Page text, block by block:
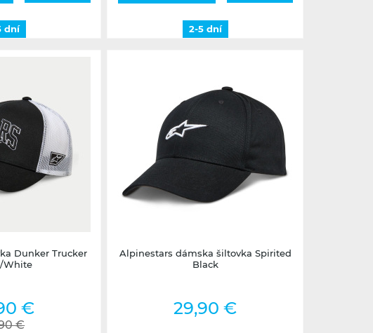
dní 2-5 dní
Dunker Trucker
White
€
€
Alpinestars dámska šiltovka Spirited
Black
29,90 €